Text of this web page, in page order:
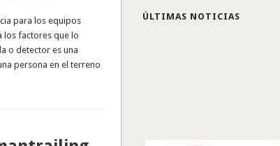
para los equipos
los factores que lo
o detector es una
persona en el terreno
ÚLTIMAS NOTICIAS